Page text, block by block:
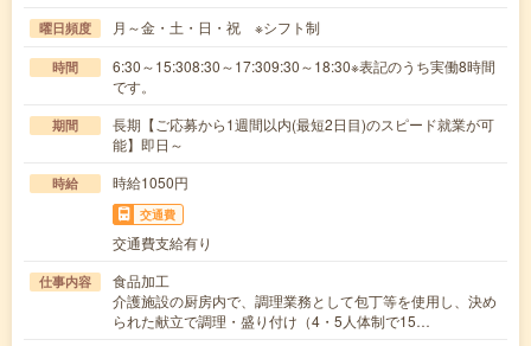
曜日頻度 月～金・土・日・祝 ※シフト制
時間
6:30～15:308:30～17:309:30～18:30※表記のうち実働8時間
です。
期間
長期【ご応募から1週間以内(最短2日目)のスピード就業が可
能】即日～
時給 時給1050円
交通費
交通費支給有り
仕事内容
食品加工
介護施設の厨房内で、調理業務として包丁等を使用し、決め
られた献立で調理・盛り付け（4・5人体制で15…